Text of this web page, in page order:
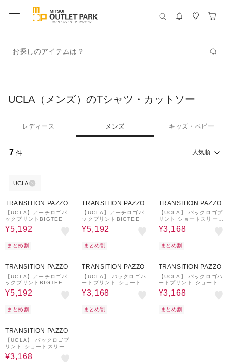
お探しのアイテムは？
UCLA（メンズ）のTシャツ・カットソー
レディース メンズ キッズ・ベビー
7 件 人気順
UCLA
TRANSITION PAZZO
【UCLA】アーチロゴバ
ックプリントBIGTEE
¥5,192
まとめ割
TRANSITION PAZZO
【UCLA】アーチロゴバ
ックプリントBIGTEE
¥5,192
まとめ割
TRANSITION PAZZO
【UCLA】 バックロゴプ
リント ショートスリーブ
TEE
¥3,168
まとめ割
TRANSITION PAZZO
【UCLA】アーチロゴバ
ックプリントBIGTEE
¥5,192
まとめ割
TRANSITION PAZZO
【UCLA】 バックロゴハ
ートプリント ショートス
リーブTEE
¥3,168
まとめ割
TRANSITION PAZZO
【UCLA】 バックロゴハ
ートプリント ショートス
リーブTEE
¥3,168
まとめ割
TRANSITION PAZZO
【UCLA】 バックロゴプ
リント ショートスリーブ
TEE
¥3,168